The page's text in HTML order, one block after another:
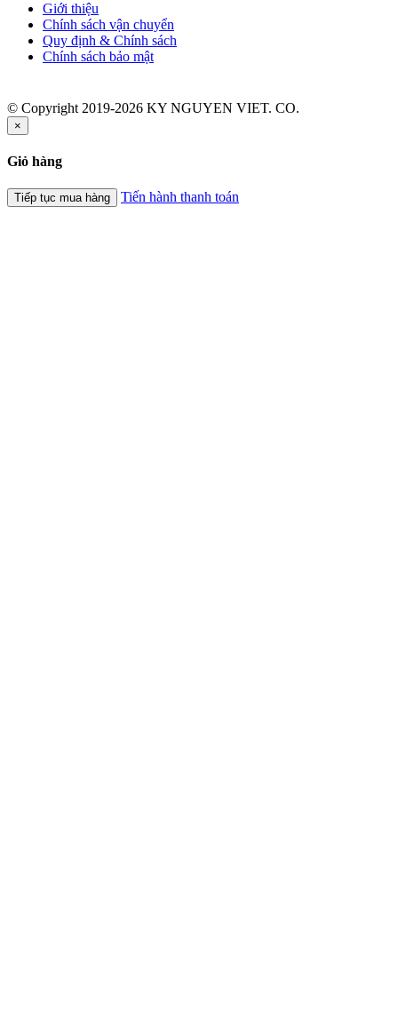
Giới thiệu
Chính sách vận chuyển
Quy định & Chính sách
Chính sách bảo mật
© Copyright 2019-2026 KY NGUYEN VIET. CO.
×
Giỏ hàng
Tiếp tục mua hàng Tiến hành thanh toán